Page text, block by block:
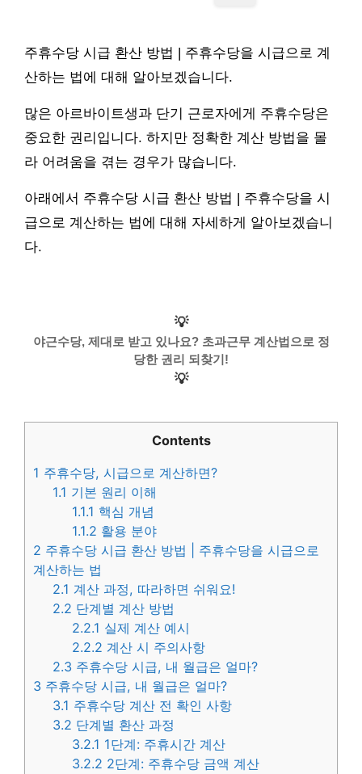
주휴수당 시급 환산 방법 | 주휴수당을 시급으로 계
산하는 법에 대해 알아보겠습니다.
많은 아르바이트생과 단기 근로자에게 주휴수당은
중요한 권리입니다. 하지만 정확한 계산 방법을 몰
라 어려움을 겪는 경우가 많습니다.
아래에서 주휴수당 시급 환산 방법 | 주휴수당을 시
급으로 계산하는 법에 대해 자세하게 알아보겠습니
다.
💡
야근수당, 제대로 받고 있나요? 초과근무 계산법으로 정
당한 권리 되찾기!
💡
Contents
1 주휴수당, 시급으로 계산하면?
1.1 기본 원리 이해
1.1.1 핵심 개념
1.1.2 활용 분야
2 주휴수당 시급 환산 방법 | 주휴수당을 시급으로
계산하는 법
2.1 계산 과정, 따라하면 쉬워요!
2.2 단계별 계산 방법
2.2.1 실제 계산 예시
2.2.2 계산 시 주의사항
2.3 주휴수당 시급, 내 월급은 얼마?
3 주휴수당 시급, 내 월급은 얼마?
3.1 주휴수당 계산 전 확인 사항
3.2 단계별 환산 과정
3.2.1 1단계: 주휴시간 계산
3.2.2 2단계: 주휴수당 금액 계산